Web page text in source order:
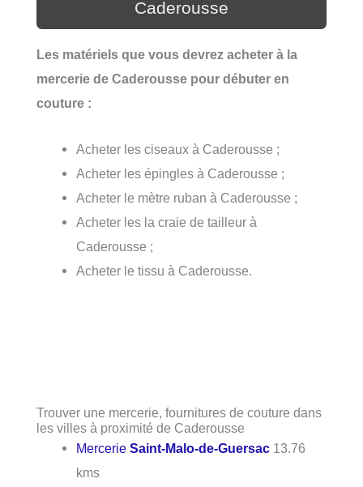
Caderousse
Les matériels que vous devrez acheter à la
mercerie de Caderousse pour débuter en
couture :
Acheter les ciseaux à Caderousse ;
Acheter les épingles à Caderousse ;
Acheter le mètre ruban à Caderousse ;
Acheter les la craie de tailleur à
Caderousse ;
Acheter le tissu à Caderousse.
Trouver une mercerie, fournitures de couture dans
les villes à proximité de Caderousse
MercerieSaint-Malo-de-Guersac 13.76
kms